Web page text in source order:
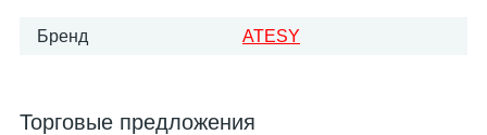
Бренд ATESY
Торговые предложения